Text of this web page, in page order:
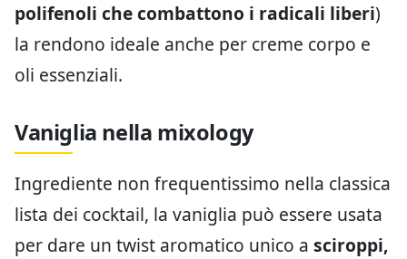
polifenoli che combattono i radicali liberi)
la rendono ideale anche per creme corpo e
oli essenziali.
Vaniglia nella mixology
Ingrediente non frequentissimo nella classica
lista dei cocktail, la vaniglia può essere usata
per dare un twist aromatico unico a sciroppi,